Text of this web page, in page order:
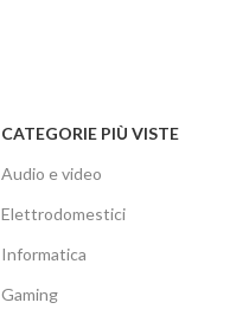
CATEGORIE PIÙ VISTE
Audio e video
Elettrodomestici
Informatica
Gaming